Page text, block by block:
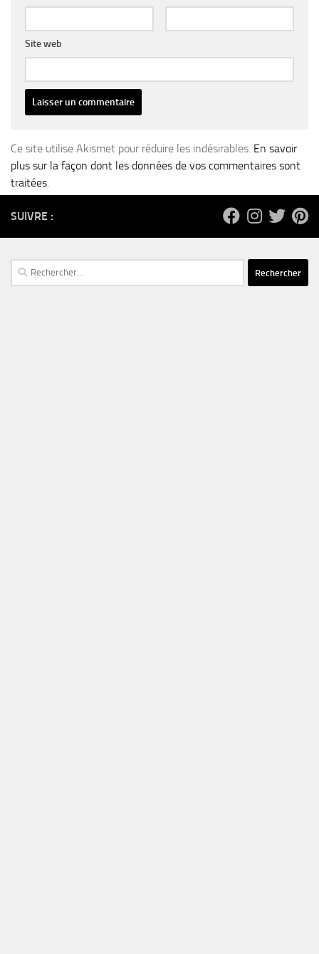
Site web
Ce site utilise Akismet pour réduire les indésirables. En savoir
plus sur la façon dont les données de vos commentaires sont
traitées.
SUIVRE :
Rechercher :